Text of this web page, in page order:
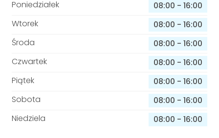
Poniedziałek 08:00 - 16:00
Wtorek
08:00 - 16:00
Środa
08:00 - 16:00
Czwartek
08:00 - 16:00
Piątek
08:00 - 16:00
Sobota
08:00 - 16:00
Niedziela
08:00 - 16:00